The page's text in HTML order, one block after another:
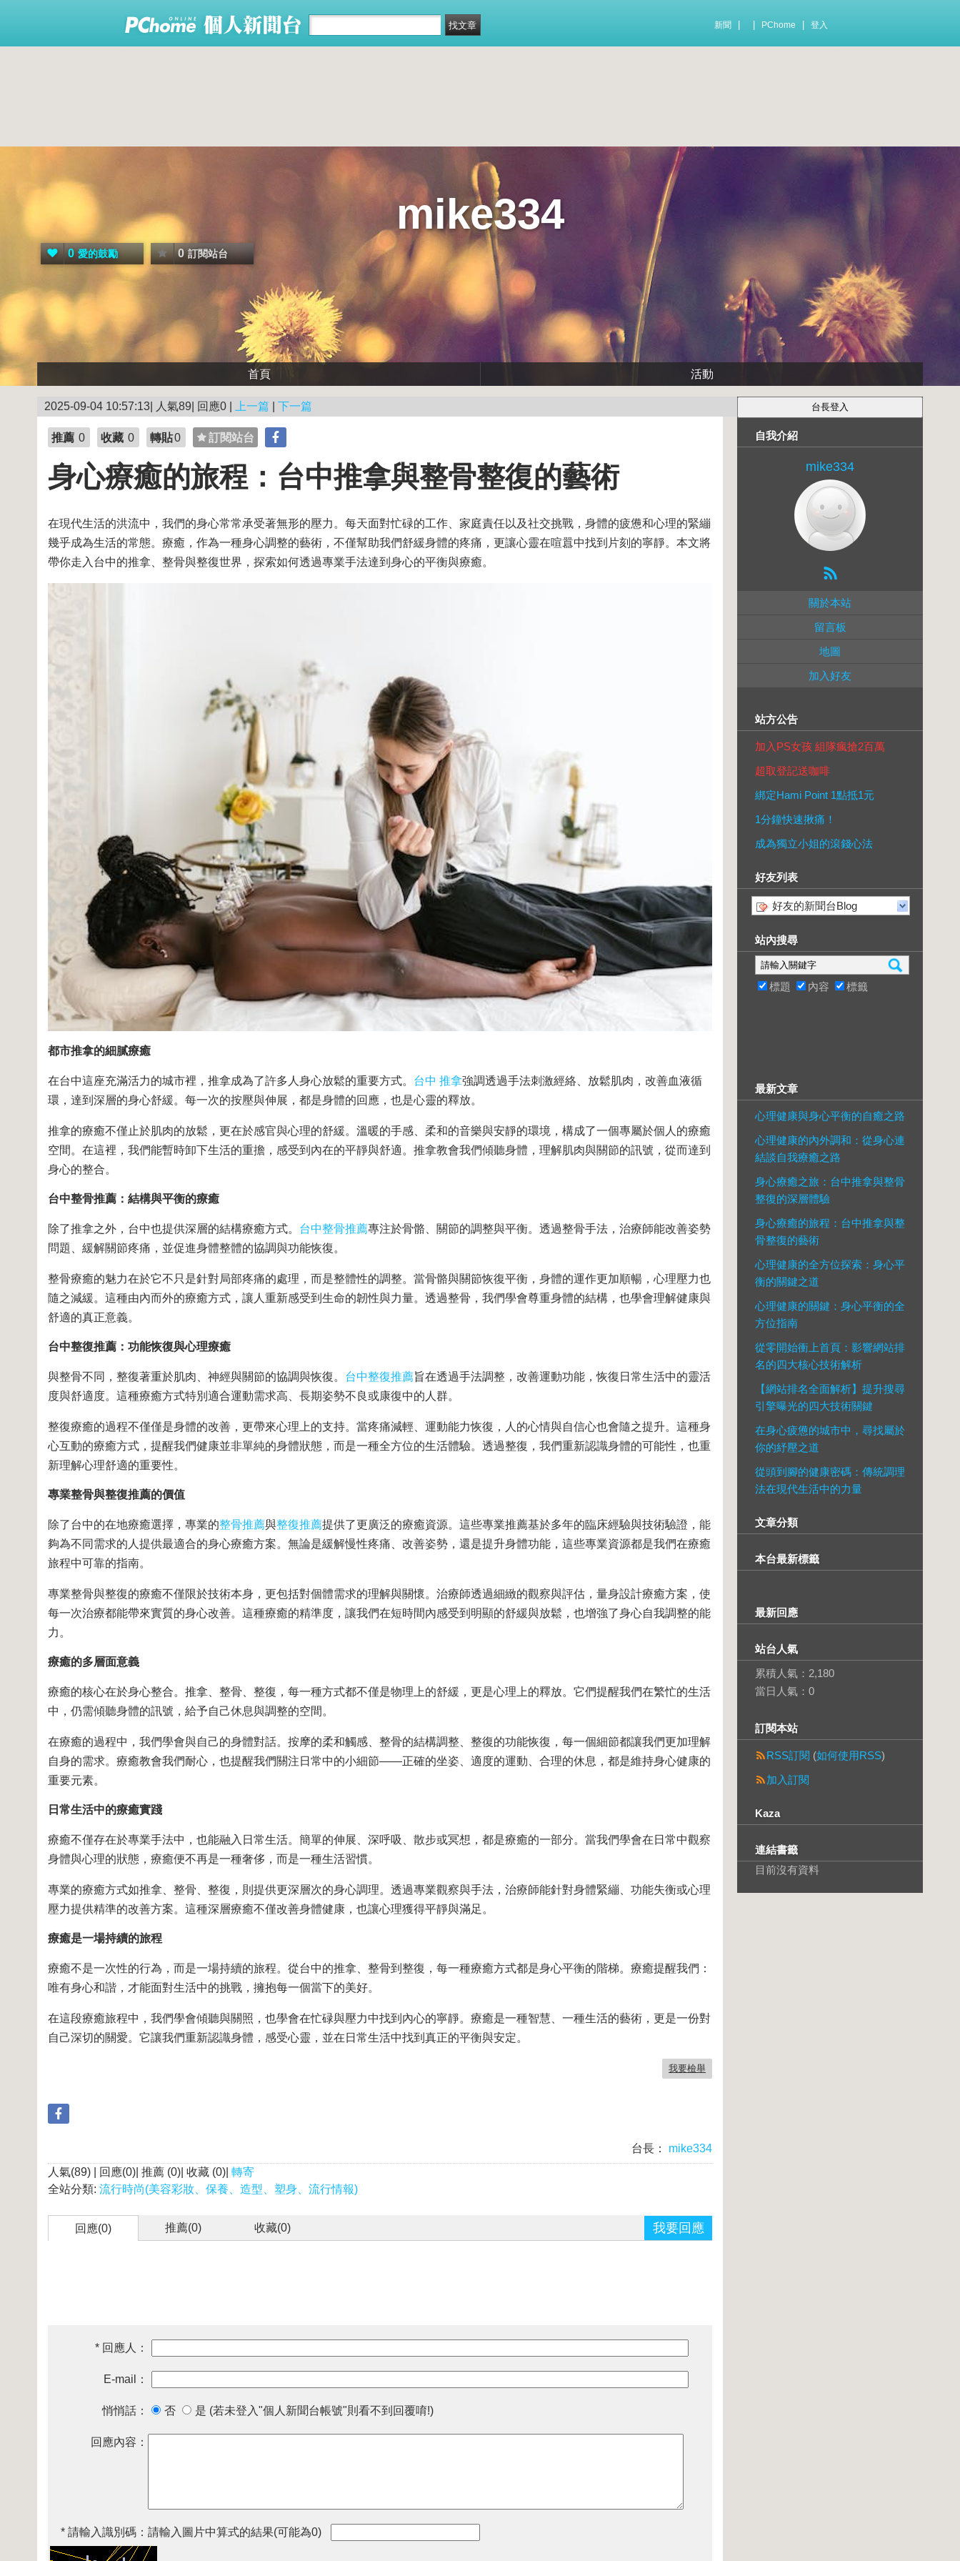
新聞 PChome 登入
mike334
0 愛的鼓勵 0 訂閱站台
首頁 活動
2025-09-04 10:57:13| 人氣89| 回應0 | 上一篇 下一篇
推薦 0 收藏 0 轉貼0 訂閱站台
身心療癒的旅程：台中推拿與整骨整復的藝術
在現代生活的洪流中，我們的身心常常承受著無形的壓力。每天面對忙碌的工作、家庭責任以及社交挑戰，身體的疲憊和心理的緊繃
幾乎成為生活的常態。療癒，作為一種身心調整的藝術，不僅幫助我們舒緩身體的疼痛，更讓心靈在喧囂中找到片刻的寧靜。本文將
帶你走入台中的推拿、整骨與整復世界，探索如何透過專業手法達到身心的平衡與療癒。
都市推拿的細膩療癒
在台中這座充滿活力的城市裡，推拿成為了許多人身心放鬆的重要方式。 台中 推拿強調透過手法刺激經絡、放鬆肌肉，改善血液循
環，達到深層的身心舒緩。每一次的按壓與伸展，都是身體的回應，也是心靈的釋放。
推拿的療癒不僅止於肌肉的放鬆，更在於感官與心理的舒緩。溫暖的手感、柔和的音樂與安靜的環境，構成了一個專屬於個人的療癒
空間。在這裡，我們能暫時卸下生活的重擔，感受到內在的平靜與舒適。推拿教會我們傾聽身體，理解肌肉與關節的訊號，從而達到
身心的整合。
台中整骨推薦：結構與平衡的療癒
除了推拿之外，台中也提供深層的結構療癒方式。 台中整骨推薦專注於骨骼、關節的調整與平衡。透過整骨手法，治療師能改善姿勢
問題、緩解關節疼痛，並促進身體整體的協調與功能恢復。
整骨療癒的魅力在於它不只是針對局部疼痛的處理，而是整體性的調整。當骨骼與關節恢復平衡，身體的運作更加順暢，心理壓力也
隨之減緩。這種由內而外的療癒方式，讓人重新感受到生命的韌性與力量。透過整骨，我們學會尊重身體的結構，也學會理解健康與
舒適的真正意義。
台中整復推薦：功能恢復與心理療癒
與整骨不同，整復著重於肌肉、神經與關節的協調與恢復。 台中整復推薦旨在透過手法調整，改善運動功能，恢復日常生活中的靈活
度與舒適度。這種療癒方式特別適合運動需求高、長期姿勢不良或康復中的人群。
整復療癒的過程不僅僅是身體的改善，更帶來心理上的支持。當疼痛減輕、運動能力恢復，人的心情與自信心也會隨之提升。這種身
心互動的療癒方式，提醒我們健康並非單純的身體狀態，而是一種全方位的生活體驗。透過整復，我們重新認識身體的可能性，也重
新理解心理舒適的重要性。
專業整骨與整復推薦的價值
除了台中的在地療癒選擇，專業的整骨推薦與整復推薦提供了更廣泛的療癒資源。這些專業推薦基於多年的臨床經驗與技術驗證，能
夠為不同需求的人提供最適合的身心療癒方案。無論是緩解慢性疼痛、改善姿勢，還是提升身體功能，這些專業資源都是我們在療癒
旅程中可靠的指南。
專業整骨與整復的療癒不僅限於技術本身，更包括對個體需求的理解與關懷。治療師透過細緻的觀察與評估，量身設計療癒方案，使
每一次治療都能帶來實質的身心改善。這種療癒的精準度，讓我們在短時間內感受到明顯的舒緩與放鬆，也增強了身心自我調整的能
力。
療癒的多層面意義
療癒的核心在於身心整合。推拿、整骨、整復，每一種方式都不僅是物理上的舒緩，更是心理上的釋放。它們提醒我們在繁忙的生活
中，仍需傾聽身體的訊號，給予自己休息與調整的空間。
在療癒的過程中，我們學會與自己的身體對話。按摩的柔和觸感、整骨的結構調整、整復的功能恢復，每一個細節都讓我們更加理解
自身的需求。療癒教會我們耐心，也提醒我們關注日常中的小細節——正確的坐姿、適度的運動、合理的休息，都是維持身心健康的
重要元素。
日常生活中的療癒實踐
療癒不僅存在於專業手法中，也能融入日常生活。簡單的伸展、深呼吸、散步或冥想，都是療癒的一部分。當我們學會在日常中觀察
身體與心理的狀態，療癒便不再是一種奢侈，而是一種生活習慣。
專業的療癒方式如推拿、整骨、整復，則提供更深層次的身心調理。透過專業觀察與手法，治療師能針對身體緊繃、功能失衡或心理
壓力提供精準的改善方案。這種深層療癒不僅改善身體健康，也讓心理獲得平靜與滿足。
療癒是一場持續的旅程
療癒不是一次性的行為，而是一場持續的旅程。從台中的推拿、整骨到整復，每一種療癒方式都是身心平衡的階梯。療癒提醒我們：
唯有身心和諧，才能面對生活中的挑戰，擁抱每一個當下的美好。
在這段療癒旅程中，我們學會傾聽與關照，也學會在忙碌與壓力中找到內心的寧靜。療癒是一種智慧、一種生活的藝術，更是一份對
自己深切的關愛。它讓我們重新認識身體，感受心靈，並在日常生活中找到真正的平衡與安定。
我要檢舉
台長：
mike334
人氣(89) | 回應(0)| 推薦 (0)| 收藏 (0)| 轉寄
全站分類: 流行時尚(美容彩妝、保養、造型、塑身、流行情報)
回應(0) 推薦(0) 收藏(0) 我要回應
* 回應人：
E-mail：
悄悄話： 否 是 (若未登入"個人新聞台帳號"則看不到回覆唷!)
回應內容：
* 請輸入識別碼： 請輸入圖片中算式的結果(可能為0)
自我介紹
mike334
關於本站
留言板
地圖
加入好友
站方公告
加入PS女孩 組隊瘋搶2百萬
超取登記送咖啡
綁定Hami Point 1點抵1元
1分鐘快速揪痛！
成為獨立小姐的滾錢心法
好友列表
好友的新聞台Blog
站內搜尋
標題 內容 標籤
最新文章
心理健康與身心平衡的自癒之路
心理健康的內外調和：從身心連
結談自我療癒之路
身心療癒之旅：台中推拿與整骨
整復的深層體驗
身心療癒的旅程：台中推拿與整
骨整復的藝術
心理健康的全方位探索：身心平
衡的關鍵之道
心理健康的關鍵：身心平衡的全
方位指南
從零開始衝上首頁：影響網站排
名的四大核心技術解析
【網站排名全面解析】提升搜尋
引擎曝光的四大技術關鍵
在身心疲憊的城市中，尋找屬於
你的紓壓之道
從頭到腳的健康密碼：傳統調理
法在現代生活中的力量
文章分類
本台最新標籤
最新回應
站台人氣
累積人氣： 2,180
當日人氣： 0
訂閱本站
RSS訂閱 (如何使用RSS)
加入訂閱
Kaza
連結書籤
目前沒有資料